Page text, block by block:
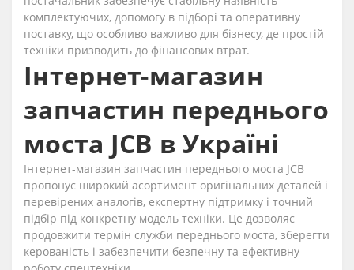
комплектуючих, допомогу в підборі та оперативну
поставку, що особливо важливо для бізнесу, де простій
техніки призводить до фінансових втрат.
Інтернет-магазин
запчастин переднього
моста JCB в Україні
Інтернет-магазин запчастин переднього моста JCB
пропонує широкий асортимент оригінальних деталей і
перевірених аналогів, експертну підтримку і точний
підбір під конкретну модель техніки. Це дозволяє
продовжити термін служби переднього моста, зберегти
керованість і забезпечити безпечну та ефективну